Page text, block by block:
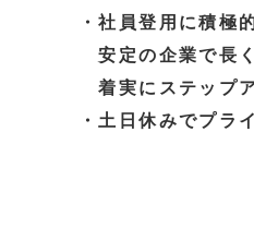
・社員登用に積極
安定の企業で長
着実にステップ
・土日休みでプラ